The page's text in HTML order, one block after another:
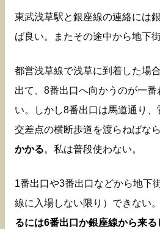
東武浅草駅と銀座線の連絡には
ば良い。またその途中から地下
都営浅草線で浅草に到着した場
出て、8番出口へ向かうのが一
い。しかし8番出口は馬道通り
交差点の横断歩道を渡らねばなら
かかる。私は普段使わない。
1番出口や3番出口などから地下
線に入場しない限り）できない。
るには6番出口か銀座線から来